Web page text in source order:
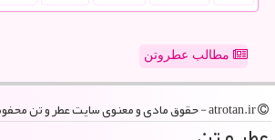
مطالب عطروتن